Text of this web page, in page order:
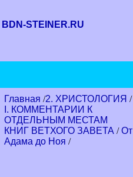
BDN-STEINER.RU
Главная /2. ХРИСТОЛОГИЯ /
I. КОММЕНТАРИИ К
ОТДЕЛЬНЫМ МЕСТАМ
КНИГ ВЕТХОГО ЗАВЕТА /От
Адама до Ноя /